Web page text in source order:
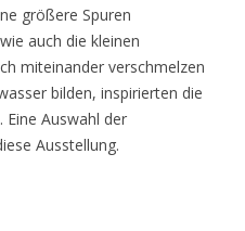
größere Spuren
auch die kleinen
miteinander verschmelzen
bilden, inspirierten die
Auswahl der
Ausstellung.